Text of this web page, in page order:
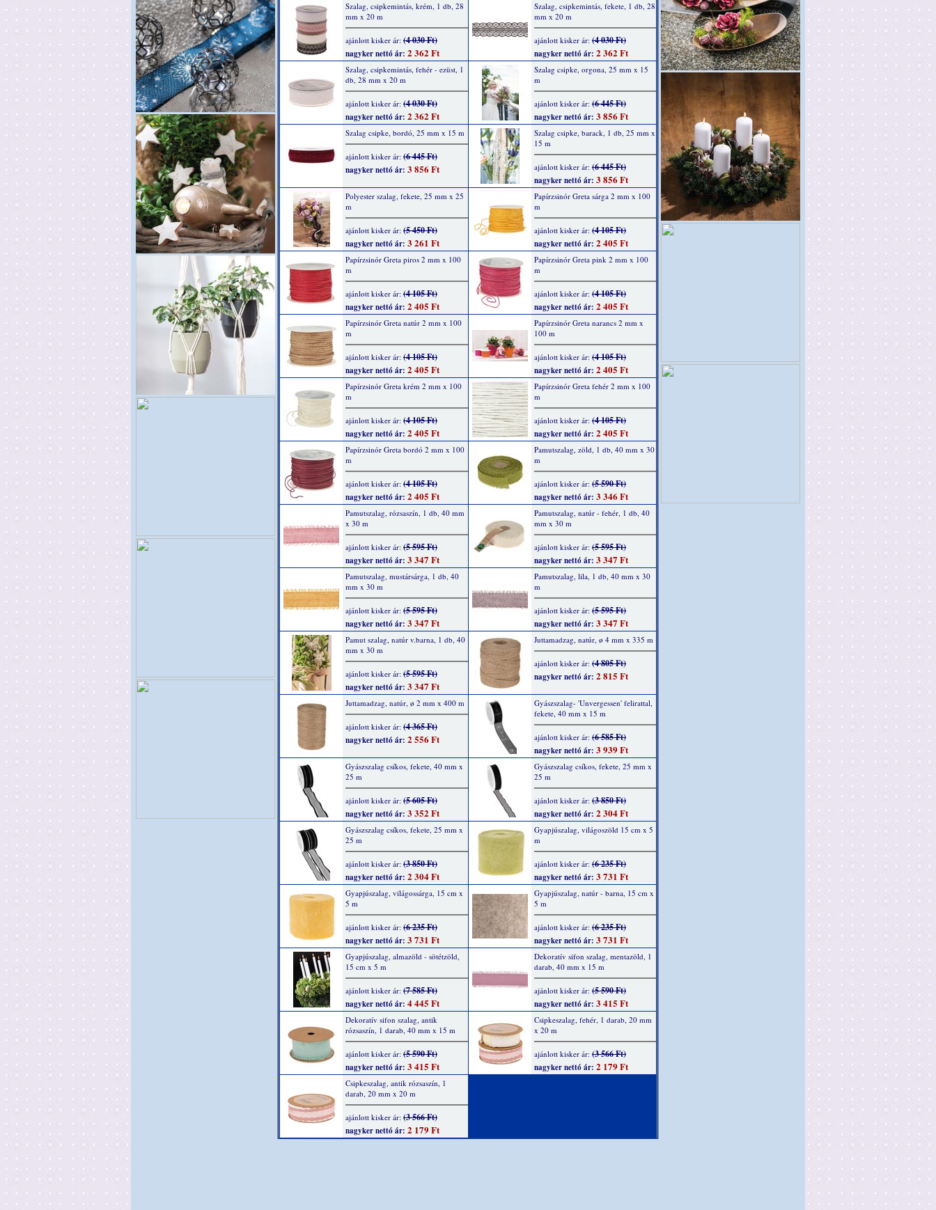
Szalag, csipkemintás, krém, 1 db, 28
mm x 20 m
ajánlott kisker ár: (4 030 Ft)
nagyker nettó ár: 2 362 Ft
Szalag, csipkemintás, fekete, 1 db, 28
mm x 20 m
ajánlott kisker ár: (4 030 Ft)
nagyker nettó ár: 2 362 Ft
Szalag, csipkemintás, fehér - ezüst, 1
db, 28 mm x 20 m
ajánlott kisker ár: (4 030 Ft)
nagyker nettó ár: 2 362 Ft
Szalag csipke, orgona, 25 mm x 15
m
ajánlott kisker ár: (6 445 Ft)
nagyker nettó ár: 3 856 Ft
Szalag csipke, bordó, 25 mm x 15 m
ajánlott kisker ár: (6 445 Ft)
nagyker nettó ár: 3 856 Ft
Szalag csipke, barack, 1 db, 25 mm x
15 m
ajánlott kisker ár: (6 445 Ft)
nagyker nettó ár: 3 856 Ft
Polyester szalag, fekete, 25 mm x 25
m
ajánlott kisker ár: (5 450 Ft)
nagyker nettó ár: 3 261 Ft
Papírzsinór Greta sárga 2 mm x 100
m
ajánlott kisker ár: (4 105 Ft)
nagyker nettó ár: 2 405 Ft
Papírzsinór Greta piros 2 mm x 100
m
ajánlott kisker ár: (4 105 Ft)
nagyker nettó ár: 2 405 Ft
Papírzsinór Greta pink 2 mm x 100
m
ajánlott kisker ár: (4 105 Ft)
nagyker nettó ár: 2 405 Ft
Papírzsinór Greta natúr 2 mm x 100
m
ajánlott kisker ár: (4 105 Ft)
nagyker nettó ár: 2 405 Ft
Papírzsinór Greta narancs 2 mm x
100 m
ajánlott kisker ár: (4 105 Ft)
nagyker nettó ár: 2 405 Ft
Papírzsinór Greta krém 2 mm x 100
m
ajánlott kisker ár: (4 105 Ft)
nagyker nettó ár: 2 405 Ft
Papírzsinór Greta fehér 2 mm x 100
m
ajánlott kisker ár: (4 105 Ft)
nagyker nettó ár: 2 405 Ft
Papírzsinór Greta bordó 2 mm x 100
m
ajánlott kisker ár: (4 105 Ft)
nagyker nettó ár: 2 405 Ft
Pamutszalag, zöld, 1 db, 40 mm x 30
m
ajánlott kisker ár: (5 590 Ft)
nagyker nettó ár: 3 346 Ft
Pamutszalag, rózsaszín, 1 db, 40 mm
x 30 m
ajánlott kisker ár: (5 595 Ft)
nagyker nettó ár: 3 347 Ft
Pamutszalag, natúr - fehér, 1 db, 40
mm x 30 m
ajánlott kisker ár: (5 595 Ft)
nagyker nettó ár: 3 347 Ft
Pamutszalag, mustársárga, 1 db, 40
mm x 30 m
ajánlott kisker ár: (5 595 Ft)
nagyker nettó ár: 3 347 Ft
Pamutszalag, lila, 1 db, 40 mm x 30
m
ajánlott kisker ár: (5 595 Ft)
nagyker nettó ár: 3 347 Ft
Pamut szalag, natúr v.barna, 1 db, 40
mm x 30 m
ajánlott kisker ár: (5 595 Ft)
nagyker nettó ár: 3 347 Ft
Juttamadzag, natúr, ø 4 mm x 335 m
ajánlott kisker ár: (4 805 Ft)
nagyker nettó ár: 2 815 Ft
Juttamadzag, natúr, ø 2 mm x 400 m
ajánlott kisker ár: (4 365 Ft)
nagyker nettó ár: 2 556 Ft
Gyászszalag- 'Unvergessen' felirattal,
fekete, 40 mm x 15 m
ajánlott kisker ár: (6 585 Ft)
nagyker nettó ár: 3 939 Ft
Gyászszalag csíkos, fekete, 40 mm x
25 m
ajánlott kisker ár: (5 605 Ft)
nagyker nettó ár: 3 352 Ft
Gyászszalag csíkos, fekete, 25 mm x
25 m
ajánlott kisker ár: (3 850 Ft)
nagyker nettó ár: 2 304 Ft
Gyászszalag csíkos, fekete, 25 mm x
25 m
ajánlott kisker ár: (3 850 Ft)
nagyker nettó ár: 2 304 Ft
Gyapjúszalag, világoszöld 15 cm x 5
m
ajánlott kisker ár: (6 235 Ft)
nagyker nettó ár: 3 731 Ft
Gyapjúszalag, világossárga, 15 cm x
5 m
ajánlott kisker ár: (6 235 Ft)
nagyker nettó ár: 3 731 Ft
Gyapjúszalag, natúr - barna, 15 cm x
5 m
ajánlott kisker ár: (6 235 Ft)
nagyker nettó ár: 3 731 Ft
Gyapjúszalag, almazöld - sötétzöld,
15 cm x 5 m
ajánlott kisker ár: (7 585 Ft)
nagyker nettó ár: 4 445 Ft
Dekoratív sifon szalag, mentazöld, 1
darab, 40 mm x 15 m
ajánlott kisker ár: (5 590 Ft)
nagyker nettó ár: 3 415 Ft
Dekoratív sifon szalag, antik
rózsaszín, 1 darab, 40 mm x 15 m
ajánlott kisker ár: (5 590 Ft)
nagyker nettó ár: 3 415 Ft
Csipkeszalag, fehér, 1 darab, 20 mm
x 20 m
ajánlott kisker ár: (3 566 Ft)
nagyker nettó ár: 2 179 Ft
Csipkeszalag, antik rózsaszín, 1
darab, 20 mm x 20 m
ajánlott kisker ár: (3 566 Ft)
nagyker nettó ár: 2 179 Ft